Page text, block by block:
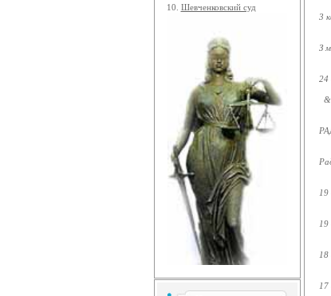
10. Шевченковский суд
3
З
24
19
19
18
17